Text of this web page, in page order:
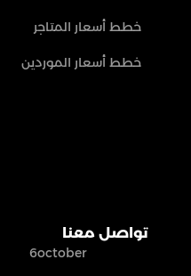
خطط أسعار المتاجر
خطط أسعار الموردين
تواصل معنا
6october